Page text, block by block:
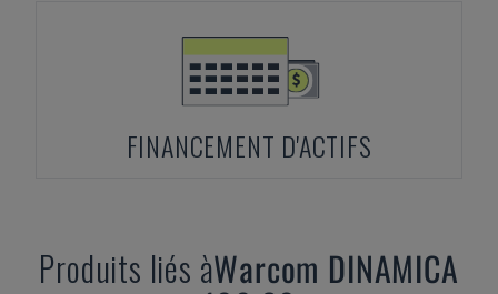
FINANCEMENT D'ACTIFS
Produits liés àWarcom DINAMICA